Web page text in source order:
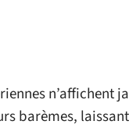
n’affichent
barèmes,